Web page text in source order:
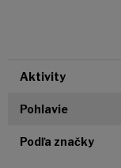
Aktivity
Pohlavie
Podľa značky